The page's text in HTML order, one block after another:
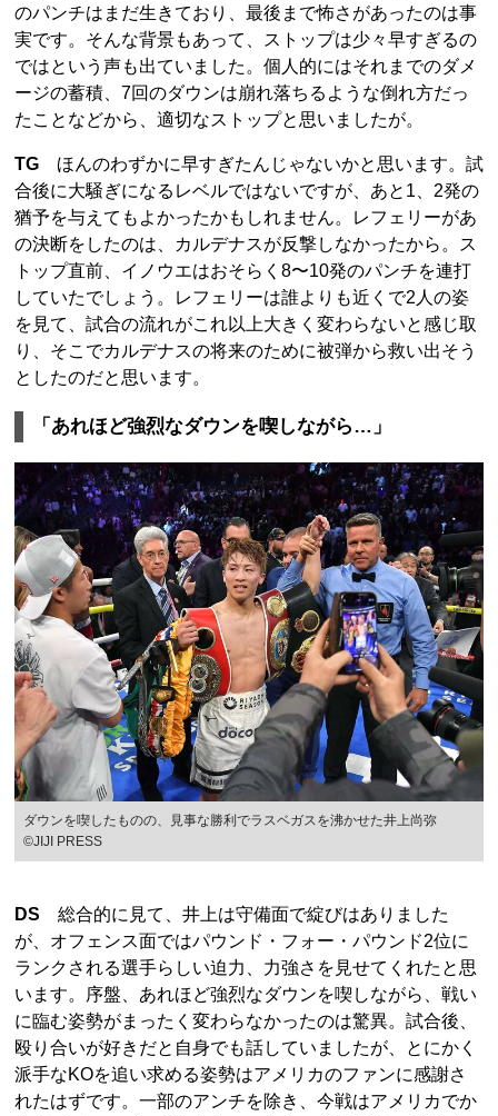
のパンチはまだ生きており、最後まで怖さがあったのは事
実です。そんな背景もあって、ストップは少々早すぎるの
ではという声も出ていました。個人的にはそれまでのダメ
ージの蓄積、7回のダウンは崩れ落ちるような倒れ方だっ
たことなどから、適切なストップと思いましたが。
TG ほんのわずかに早すぎたんじゃないかと思います。試
合後に大騒ぎになるレベルではないですが、あと1、2発の
猶予を与えてもよかったかもしれません。レフェリーがあ
の決断をしたのは、カルデナスが反撃しなかったから。ス
トップ直前、イノウエはおそらく8〜10発のパンチを連打
していたでしょう。レフェリーは誰よりも近くで2人の姿
を見て、試合の流れがこれ以上大きく変わらないと感じ取
り、そこでカルデナスの将来のために被弾から救い出そう
としたのだと思います。
「あれほど強烈なダウンを喫しながら…」
ダウンを喫したものの、見事な勝利でラスベガスを沸かせた井上尚弥
©︎JIJI PRESS
DS 総合的に見て、井上は守備面で綻びはありました
が、オフェンス面ではパウンド・フォー・パウンド2位に
ランクされる選手らしい迫力、力強さを見せてくれたと思
います。序盤、あれほど強烈なダウンを喫しながら、戦い
に臨む姿勢がまったく変わらなかったのは驚異。試合後、
殴り合いが好きだと自身でも話していましたが、とにかく
派手なKOを追い求める姿勢はアメリカのファンに感謝さ
れたはずです。一部のアンチを除き、今戦はアメリカでか